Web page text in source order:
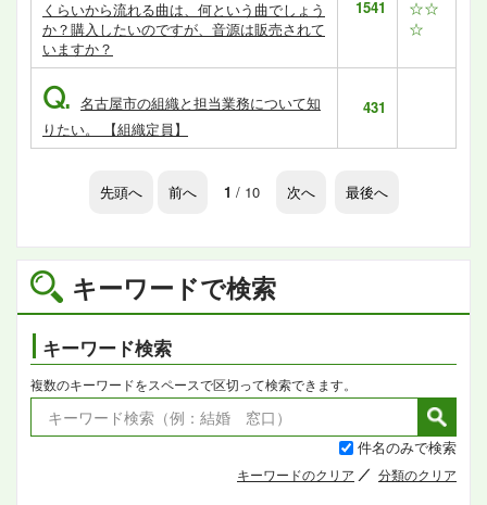
キーワードで検索
キーワード検索
複数のキーワードをスペースで区切って検索できます。
件名のみで検索
キーワードのクリア 分類のクリア
くらいから流れる曲は、何という曲でしょう
か？購入したいのですが、音源は販売されて
いますか？
1541
☆☆
☆
Q. 名古屋市の組織と担当業務について知
りたい。 【組織定員】
431
先頭へ 前へ 1 / 10 次へ 最後へ